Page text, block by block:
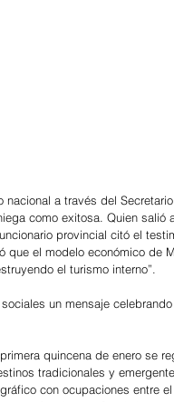
a través del
como exitosa. Quien salió
provincial citó el
el modelo económico de
el turismo interno”.
un mensaje
quincena de enero se
tradicionales y
con ocupaciones entre